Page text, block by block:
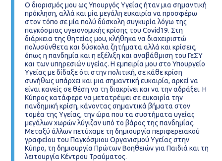
Ο διορισμός μου ως Υπουργός Υγείας ήταν μια σημαντική
πρόκληση, αλλά και μία μεγάλη ευκαιρία να προσφέρω
στον τόπο σε μία πολύ δύσκολη συγκυρία λόγω της
παγκόσμιας υγειονομικής κρίσης του Covid19. Στη
διάρκεια της θητείας μου, κλήθηκα να διαχειριστώ
πολυσύνθετα και δύσκολα ζητήματα αλλά και κρίσεις,
όπως η πανδημία και η εξέλιξη και αναβάθμιση του ΓεΣΥ
και των υπηρεσιών υγείας. Η εμπειρία μου στο Υπουργείο
Υγείας με δίδαξε ότι στην πολιτική, σε κάθε κρίση
συνήθως υπάρχει και μια σημαντική ευκαιρία, αρκεί να
είναι κανείς σε θέση να τη διακρίνει και να την αδράξει. Η
Κύπρος κατάφερε να μετατρέψει σε ευκαιρία την
πανδημική κρίση, κάνοντας σημαντικά βήματα στον
τομέα της Υγείας, την ώρα που τα συστήματα υγείας
μεγάλων χωρών λύγιζαν υπό το βάρος της πανδημίας.
Μεταξύ άλλων πετύχαμε τη δημιουργία περιφερειακού
γραφείου του Παγκόσμιου Οργανισμού Υγείας στην
Κύπρο, τη δημιουργία Πρώτων Βοηθειών για Παιδιά και τη
λειτουργία Κέντρου Τραύματος.